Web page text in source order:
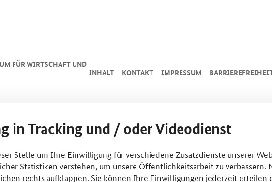
FÜR WIRTSCHAFT UND
INHALT KONTAKT IMPRESSUM
in Tracking und / oder Videodienst
Stelle um Ihre Einwilligung für verschiedene Zusatzdienste unserer
Statistiken verstehen, um unsere Öffentlichkeitsarbeit zu
rechts aufklappen. Sie können Ihre Einwilligungen jederzeit